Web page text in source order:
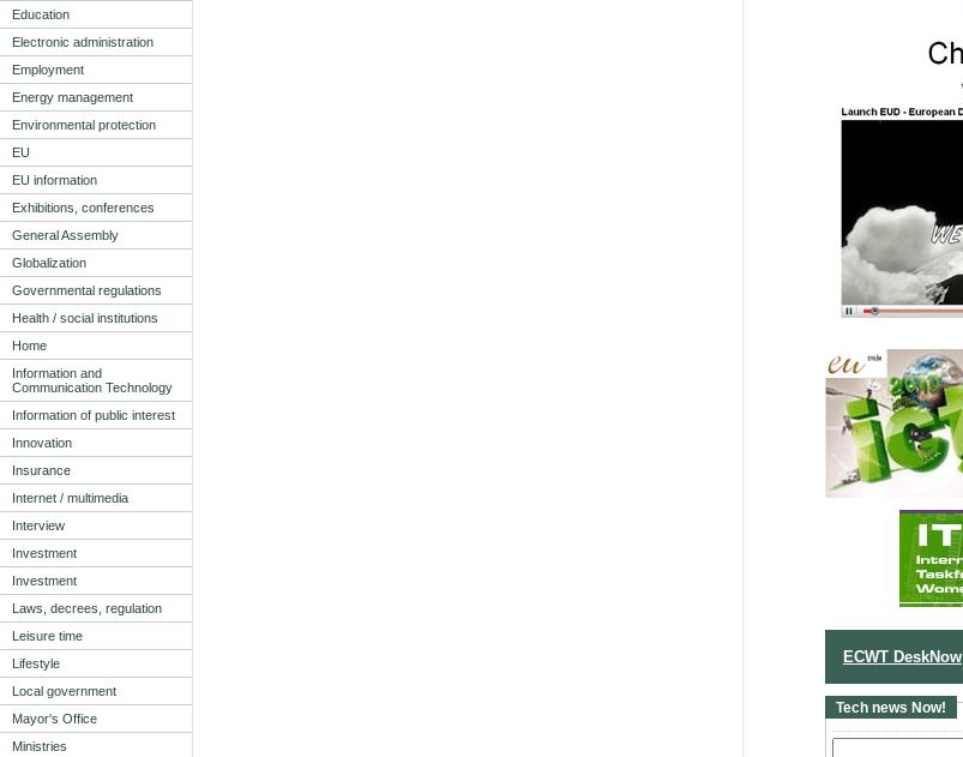
ECWT DeskNow
Tech news Now!
Education
Electronic administration
Employment
Energy management
Environmental protection
EU
EU information
Exhibitions, conferences
General Assembly
Globalization
Governmental regulations
Health / social institutions
Home
Information and
Communication Technology
Information of public interest
Innovation
Insurance
Internet / multimedia
Interview
Investment
Investment
Laws, decrees, regulation
Leisure time
Lifestyle
Local government
Mayor's Office
Ministries